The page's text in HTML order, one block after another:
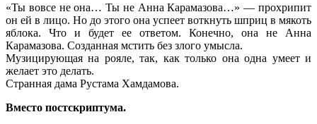
«Ты вовсе не она… Ты не Анна Карамазова…» — прохрипит
он ей в лицо. Но до этого она успеет воткнуть шприц в мякоть
яблока. Что и будет ее ответом. Конечно, она не Анна
Карамазова. Созданная мстить без злого умысла.
Музицирующая на рояле, так, как только она одна умеет и
желает это делать.
Странная дама Рустама Хамдамова.
Вместо постскриптума.